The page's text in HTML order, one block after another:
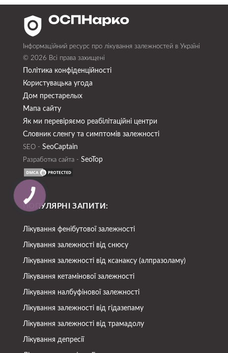
Інформаційний ресурс про лікування залежностей в Україні
© 2026 Всі права захищені
Політика конфіденційності
Користувацька угода
Дом престарелых
Мапа сайту
Як ми перевіряємо реабілітаційні центри
Словник сленгу та симптомів залежності
SEO - SeoСaptain
Разработка сайта - SeoTop
ПОПУЛЯРНІ ЗАПИТИ:
Лікування фенібутової залежності
Лікування залежності від снюсу
Лікування залежності від ксанаксу (алпразоламу)
Лікування кетамінової залежності
Лікування налбуфінової залежності
Лікування залежності від гідазепаму
Лікування залежності від трамадолу
Лікування депресії